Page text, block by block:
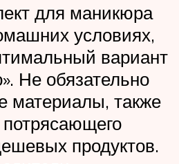
для маникюра
условиях,
вариант
Не обязательно
материалы, также
продуктов.